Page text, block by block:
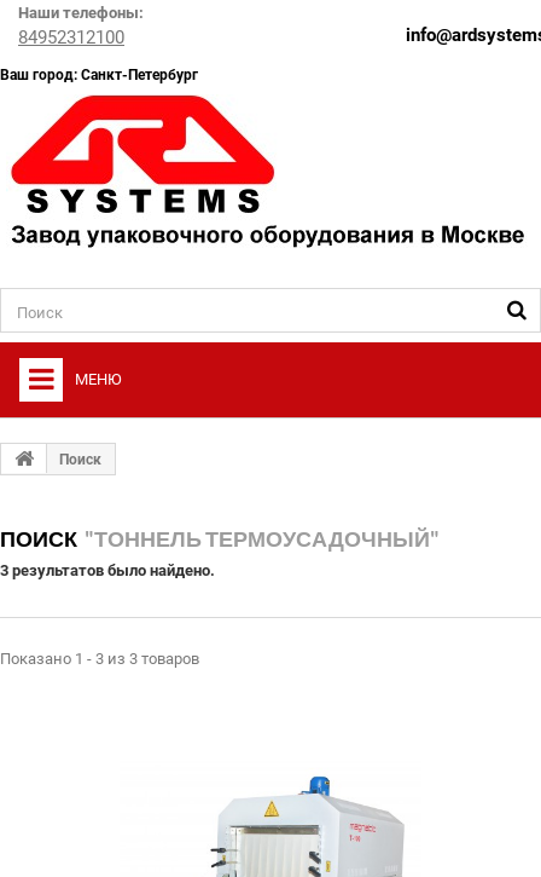
Наши телефоны:
84952312100
Ваш город: Санкт-Петербург
МЕНЮ
О ФИРМЕ
СЕРВИСНЫЙ ЦЕНТР
Поиск
ПОИСК "ТОННЕЛЬ ТЕРМОУСАДОЧНЫЙ"
3 результатов было найдено.
Показано 1 - 3 из 3 товаров